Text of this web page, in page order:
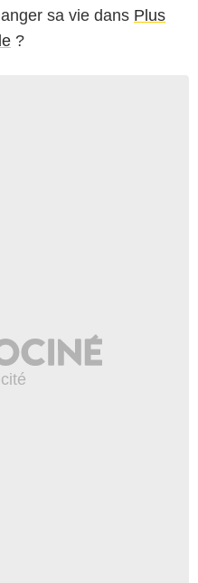
sa vie dans Plus
?